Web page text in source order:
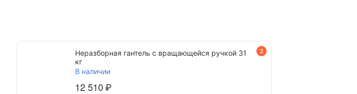
2
Неразборная гантель c вращающейся ручкой 31
кг
В наличии
12 510₽